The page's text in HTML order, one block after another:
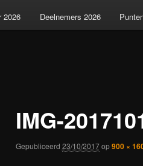
2026 Deelnemers 2026
IMG-
Gepubliceerd 23/10/2017op900 ×